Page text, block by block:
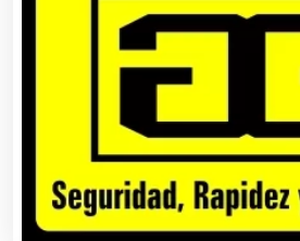
Clínicas de Belleza
Clínicas de Rehabilitación
Clínicas y Hospitales